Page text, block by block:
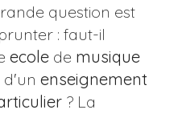
question est
: faut-il
ecolede musique
d'un enseignement
? La